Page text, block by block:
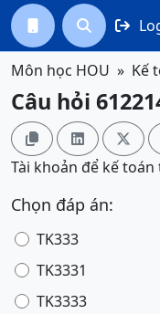
 
Môn học HOU Kế
Câu hỏi
  
Tài khoản để kế
Chọn đáp án:
TK333
TK3331
TK3333